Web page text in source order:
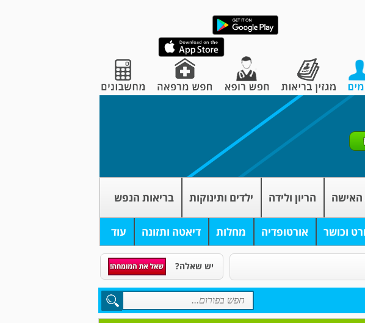
האישה הריון ולידה ילדים ותינוקות בריאות הנפש
וכושר אורטופדיה מחלות דיאטה ותזונה עוד
יש שאלה?